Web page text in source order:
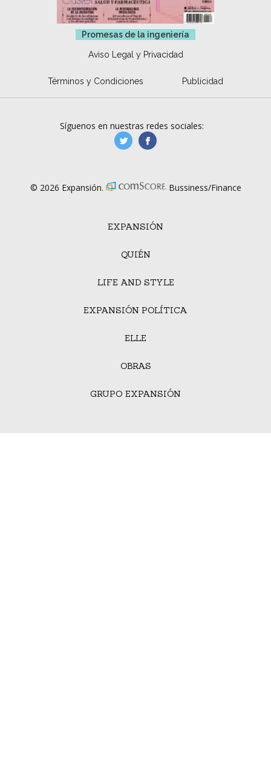
Promesas de la ingeniería
Aviso Legal y Privacidad
Términos y Condiciones Publicidad
EXPANSIÓN
QUIÉN
LIFE AND STYLE
EXPANSIÓN POLÍTICA
ELLE
OBRAS
GRUPO EXPANSIÓN
Síguenos en nuestras redes sociales:
manufacturaGE
© 2026 Expansión. Bussiness/Finance